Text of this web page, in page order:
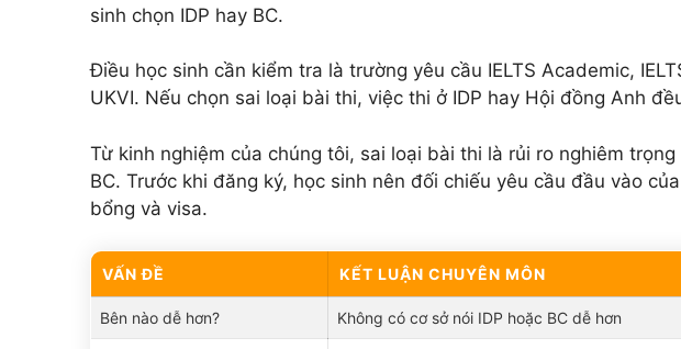
sinh chọn IDP hay BC.
Điều học sinh cần kiểm tra là trường yêu cầu IELTS Academic,
UKVI. Nếu chọn sai loại bài thi, việc thi ở IDP hay Hội đồng Anh
Từ kinh nghiệm của chúng tôi, sai loại bài thi là rủi ro nghiêm
BC. Trước khi đăng ký, học sinh nên đối chiếu yêu cầu đầu vào
bổng và visa.
VẤN ĐỀ KẾT LUẬN CHUYÊN MÔN
Bên nào dễ hơn? Không có cơ sở nói IDP hoặc BC dễ hơn